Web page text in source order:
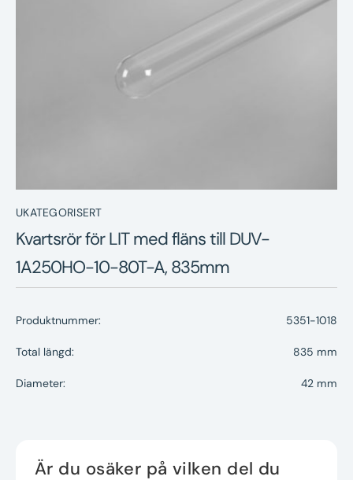
Underhållstips
UKATEGORISERT
Kvartsrör för LIT med fläns till DUV-
1A250HO-10-80T-A, 835mm
Produktnummer: 5351-1018
Total längd: 835 mm
Diameter: 42 mm
Är du osäker på vilken del du